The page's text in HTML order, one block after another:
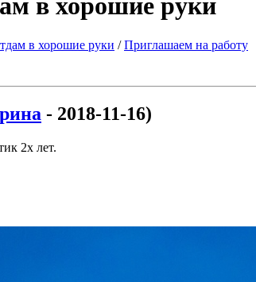
в хорошие руки
в хорошие руки /Приглашаем на работу
- 2018-11-16)
2х лет.